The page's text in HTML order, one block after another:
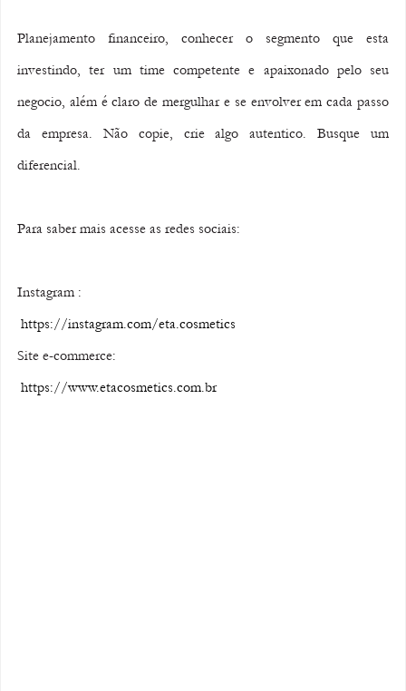
Planejamento financeiro, conhecer o segmento que esta
investindo, ter um time competente e apaixonado pelo seu
negocio, além é claro de mergulhar e se envolver em cada passo
da empresa. Não copie, crie algo autentico. Busque um
diferencial.
Para saber mais acesse as redes sociais:
Instagram :
https://instagram.com/eta.cosmetics
Site e-commerce:
https://www.etacosmetics.com.br